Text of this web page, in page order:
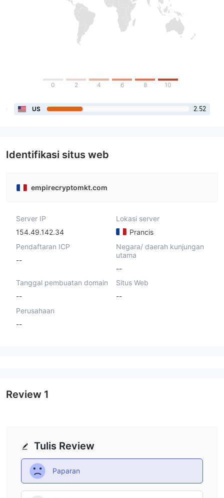
0 2 4 6 8 10
US 2.52
Identifikasi situs web
empirecryptomkt.com
Server IP
154.49.142.34
Lokasi server
Prancis
Pendaftaran ICP
--
Negara/ daerah kunjungan
utama
--
Tanggal pembuatan domain
--
Situs Web
--
Perusahaan
--
Tulis Review
Paparan
Review 1